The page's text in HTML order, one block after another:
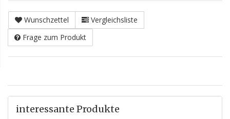
Wunschzettel
Vergleichsliste
Frage zum Produkt
interessante Produkte